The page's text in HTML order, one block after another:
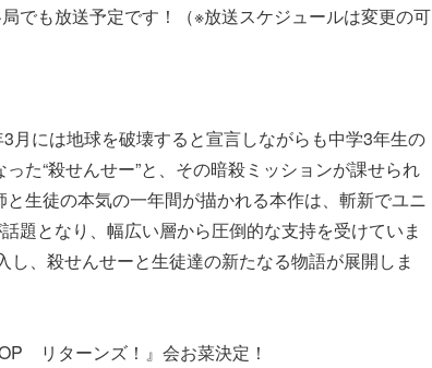
でも放送予定です！（※放送スケジュールは変更の可
月には地球を破壊すると宣言しながらも中学3年生の
た“殺せんせー”と、その暗殺ミッションが課せられ
生徒の本気の一年間が描かれる本作は、斬新でユニ
題となり、幅広い層から圧倒的な支持を受けていま
、殺せんせーと生徒達の新たなる物語が展開しま
リターンズ！』会お菜決定！